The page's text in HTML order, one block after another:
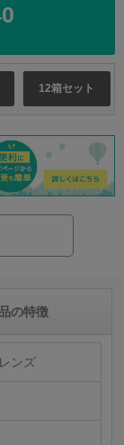
12箱セット
ンズ
の特徴